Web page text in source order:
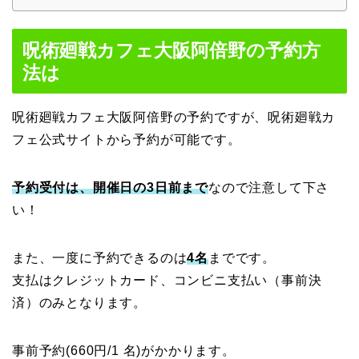
呪術廻戦カフェ大阪阿倍野の予約方
法は
呪術廻戦カフェ大阪阿倍野の予約ですが、呪術廻戦カ
フェ公式サイトから予約が可能です。
予約受付は、開催日の3日前までなので注意して下さ
い！
また、一度に予約できるのは4名までです。
支払はクレジットカード、コンビニ支払い（事前決
済）のみとなります。
事前予約(660円/1 名)がかかります。